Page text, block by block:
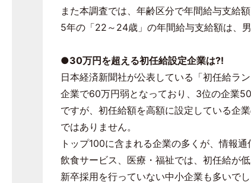
また本調査では、年齢区分で年間給与支給
5年の「22 ～ 24歳」の年間給与支給額は、
●30万円を超える初任給設定企業は⁈
日本経済新聞社が公表している「初任給ラ
企業で60万円弱となっており、 3位の企業50
ですが、初任給額を高額に設定している企
ではありません。
トップ100に含まれる企業の多くが、情報
飲食サービス、医療・福祉では、初任給が
新卒採用を行っていない中小企業も多いで